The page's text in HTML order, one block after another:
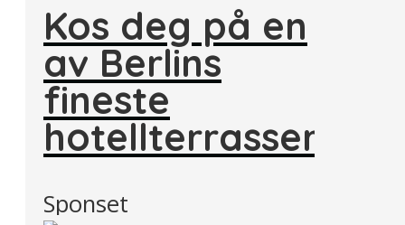
Kos deg på en
av Berlins
fineste
hotellterrasser
Sponset